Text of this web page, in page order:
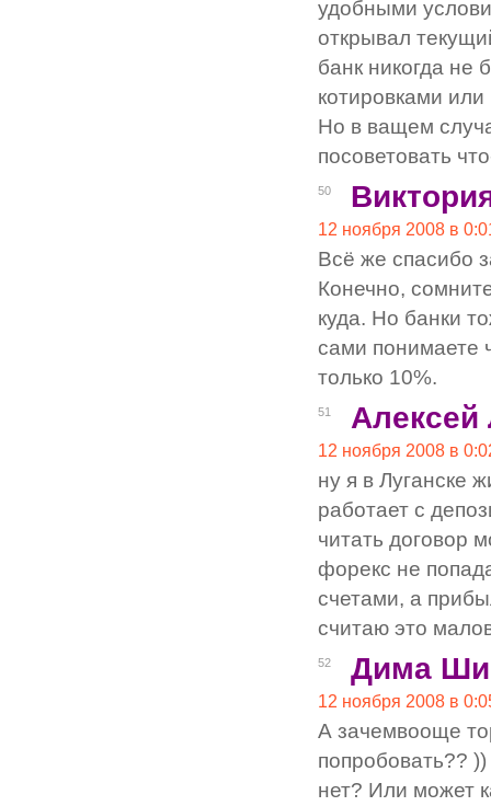
удобными
открывал
банк никогда не
котировками
Но в ващем
посоветовать
50
12 ноября 2008 в
Всё же спасибо
Конечно,
куда. Но банки
сами понимаете
только 10%.
51 Алексей
12 ноября 2008 в
ну я в Луганске
работает с
читать договор
форекс не
счетами, а
считаю это
52 Дима
12 ноября 2008 в
А зачемвооще
попробовать??
нет? Или может